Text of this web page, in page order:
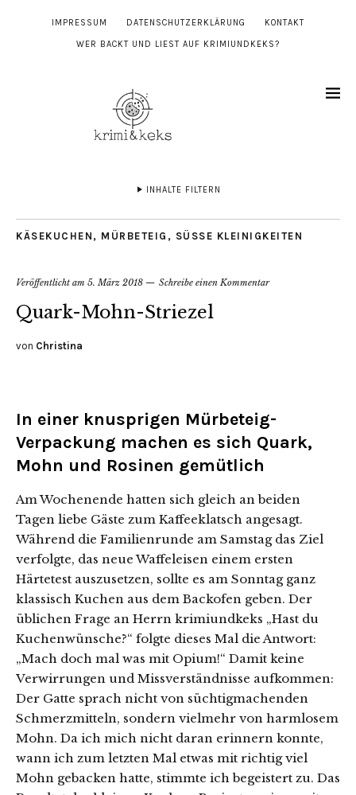
IMPRESSUM DATENSCHUTZERKLÄRUNG KONTAKT
WER BACKT UND LIEST AUF KRIMIUNDKEKS?
INHALTE FILTERN
KÄSEKUCHEN , MÜRBETEIG , SÜSSE KLEINIGKEITEN
Veröffentlicht am 5. März 2018 Schreibe einen Kommentar
Quark-Mohn-Striezel
von Christina
In einer knusprigen Mürbeteig-
Verpackung machen es sich Quark,
Mohn und Rosinen gemütlich
Am Wochenende hatten sich gleich an beiden
Tagen liebe Gäste zum Kaffeeklatsch angesagt.
Während die Familienrunde am Samstag das Ziel
verfolgte, das neue Waffeleisen einem ersten
Härtetest auszusetzen, sollte es am Sonntag ganz
klassisch Kuchen aus dem Backofen geben. Der
üblichen Frage an Herrn krimiundkeks „Hast du
Kuchenwünsche?“ folgte dieses Mal die Antwort:
„Mach doch mal was mit Opium!“ Damit keine
Verwirrungen und Missverständnisse aufkommen:
Der Gatte sprach nicht von süchtigmachenden
Schmerzmitteln, sondern vielmehr von harmlosem
Mohn. Da ich mich nicht daran erinnern konnte,
wann ich zum letzten Mal etwas mit richtig viel
Mohn gebacken hatte, stimmte ich begeistert zu. Das